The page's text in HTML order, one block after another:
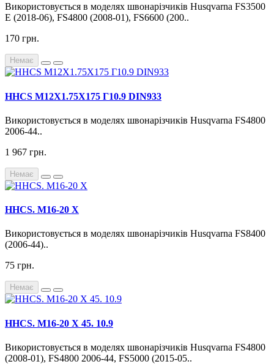
Використовується в моделях швонарізчиків Husqvarna FS3500
E (2018-06), FS4800 (2008-01), FS6600 (200..
170 грн.
Немає
HHCS М12Х1.75X175 Г10.9 DIN933
Використовується в моделях швонарізчиків Husqvarna FS4800
2006-44..
1 967 грн.
Немає
HHCS. М16-20 Х
Використовується в моделях швонарізчиків Husqvarna FS8400
(2006-44)..
75 грн.
Немає
HHCS. М16-20 Х 45. 10.9
Використовується в моделях швонарізчиків Husqvarna FS4800
(2008-01), FS4800 2006-44, FS5000 (2015-05..